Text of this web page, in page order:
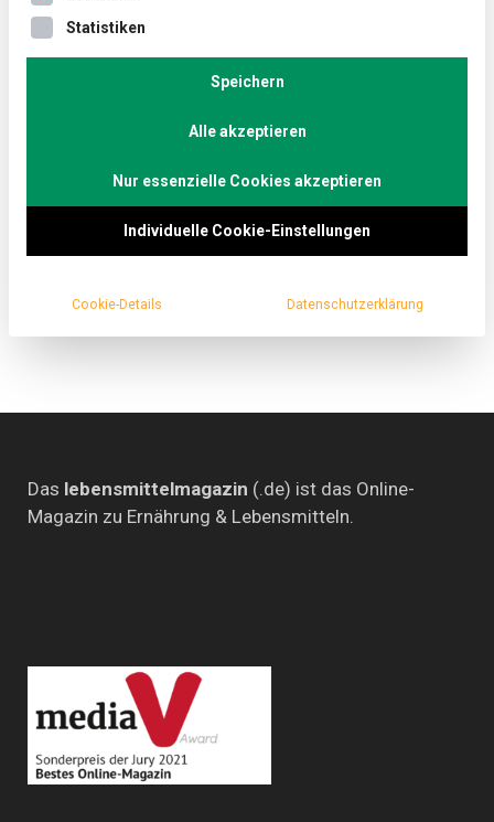
„Küchenkabinett“
7. Juli 2021
Über
Ökonomie
Caspary
(CDU)
Michael
(Grüne)
In der neuesten Folge des Küchenkabinetts diskutiert
(CDU), Vorsitzender der CDU-Landesgruppe im
Europaparlament, und Michael Bloss (Bündnis 90/Die
Sprecher der Federation of Young European Greens
(FYEG), über die Verbindung von Ökologie und
Das lebensmittelmagazin (.de) ist das Online-
Magazin zu Ernährung & Lebensmitteln.
Statistiken
Speichern
Alle akzeptieren
Nur essenzielle Cookies akzeptieren
Individuelle Cookie-Einstellungen
Cookie-Details Datenschutzerklärung